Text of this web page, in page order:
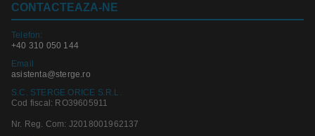
CONTACTEAZA-NE
Telefon:
+40 310 050 144
Email
asistenta@sterge.ro
S.C. STERGE ORICE S.R.L.
Cod fiscal: RO39605911
Nr. Reg. Com: J2018001962137